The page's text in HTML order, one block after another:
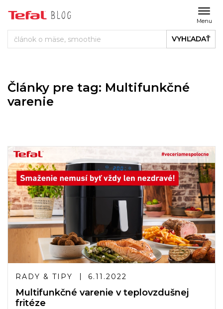
Menu
VYHĽADAŤ
Články pre tag: Multifunkčné
varenie
RADY & TIPY 6.11.2022
Multifunkčné varenie v teplovzdušnej
fritéze